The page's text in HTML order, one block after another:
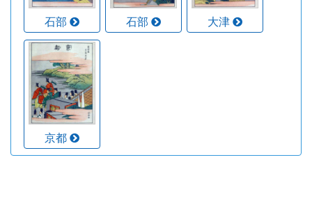
石部 石部 大津
京都